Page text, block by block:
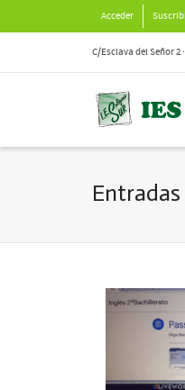
Acceder
C/Esclava del Señor 2